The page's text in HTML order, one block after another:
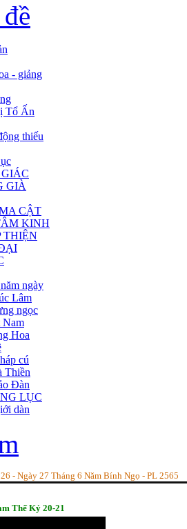
- giảng
Tổ Ấn
thiếu
GIÀ
CẬT
KINH
THIỆN
ngày
Lâm
ngọc
Nam
Hoa
cú
Thiền
Đàn
LỤC
dàn
- Ngày 27 Tháng 6 Năm Bính Ngọ - PL 2565
Thế Kỷ 20-21